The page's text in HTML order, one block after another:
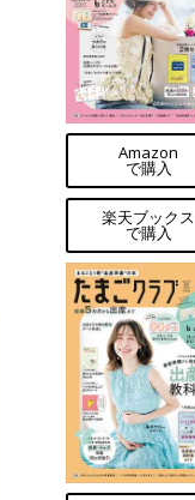
Amazon
で購入
楽天ブックス
で購入